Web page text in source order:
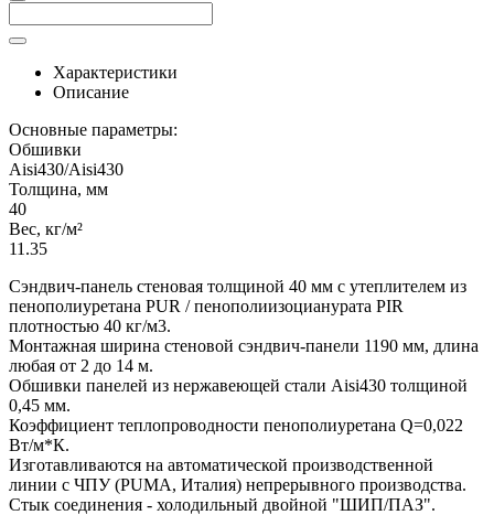
Характеристики
Описание
Основные параметры:
Обшивки
Aisi430/Aisi430
Толщина, мм
40
Вес, кг/м²
11.35
Сэндвич-панель стеновая толщиной 40 мм с утеплителем из
пенополиуретана PUR / пенополиизоцианурата PIR
плотностью 40 кг/м3.
Монтажная ширина стеновой сэндвич-панели 1190 мм, длина
любая от 2 до 14 м.
Обшивки панелей из нержавеющей стали Aisi430 толщиной
0,45 мм.
Коэффициент теплопроводности пенополиуретана Q=0,022
Вт/м*К.
Изготавливаются на автоматической производственной
линии с ЧПУ (PUMA, Италия) непрерывного производства.
Стык соединения - холодильный двойной "ШИП/ПАЗ".